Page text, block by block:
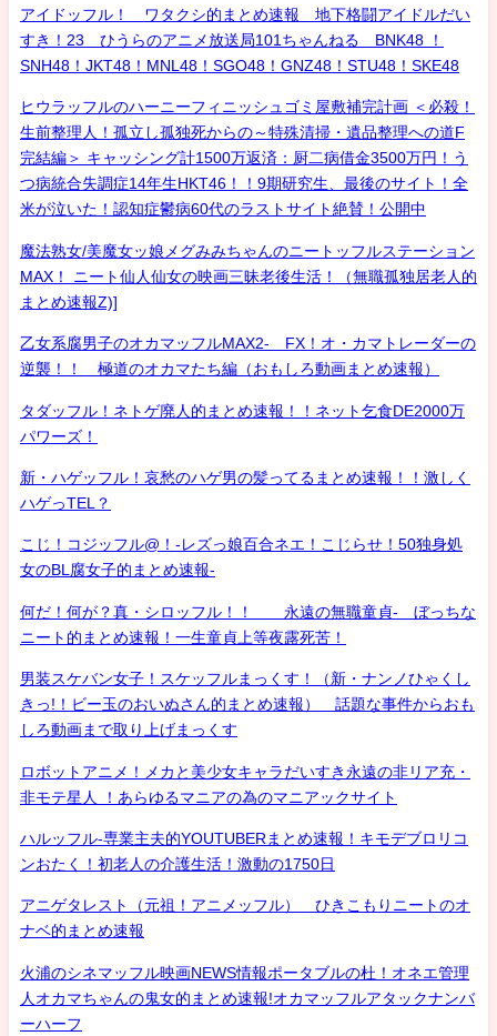
アイドッフル！ ワタクシ的まとめ速報 地下格闘アイドルだい
すき！23 ひうらのアニメ放送局101ちゃんねる BNK48 ！
SNH48！JKT48！MNL48！SGO48！GNZ48！STU48！SKE48
ヒウラッフルのハーニーフィニッシュゴミ屋敷補完計画 ＜必殺！
生前整理人！孤立し孤独死からの～特殊清掃・遺品整理への道F
完結編＞ キャッシング計1500万返済：厨二病借金3500万円！う
つ病統合失調症14年生HKT46！！9期研究生、最後のサイト！全
米が泣いた！認知症鬱病60代のラストサイト絶賛！公開中
魔法熟女/美魔女ッ娘メグみみちゃんのニートッフルステーション
MAX！ ニート仙人仙女の映画三昧老後生活！（無職孤独居老人的
まとめ速報Z)]
乙女系腐男子のオカマッフルMAX2- FX！オ・カマトレーダーの
逆襲！！ 極道のオカマたち編（おもしろ動画まとめ速報）
タダッフル！ネトゲ廃人的まとめ速報！！ネット乞食DE2000万
パワーズ！
新・ハゲッフル！哀愁のハゲ男の髪ってるまとめ速報！！激しく
ハゲっTEL？
こじ！コジッフル@！-レズっ娘百合ネエ！こじらせ！50独身処
女のBL腐女子的まとめ速報-
何だ！何が？真・シロッフル！！ 永遠の無職童貞- ぼっちな
ニート的まとめ速報！一生童貞上等夜露死苦！
男装スケバン女子！スケッフルまっくす！（新・ナンノひゃくし
きっ!！ビー玉のおいぬさん的まとめ速報） 話題な事件からおも
しろ動画まで取り上げまっくす
ロボットアニメ！メカと美少女キャラだいすき永遠の非リア充・
非モテ星人 ！あらゆるマニアの為のマニアックサイト
ハルッフル-専業主夫的YOUTUBERまとめ速報！キモデブロリコ
ンおたく！初老人の介護生活！激動の1750日
アニゲタレスト（元祖！アニメッフル） ひきこもりニートのオ
ナベ的まとめ速報
火浦のシネマッフル映画NEWS情報ポータブルの杜！オネエ管理
人オカマちゃんの鬼女的まとめ速報!オカマッフルアタックナンバ
ーハーフ